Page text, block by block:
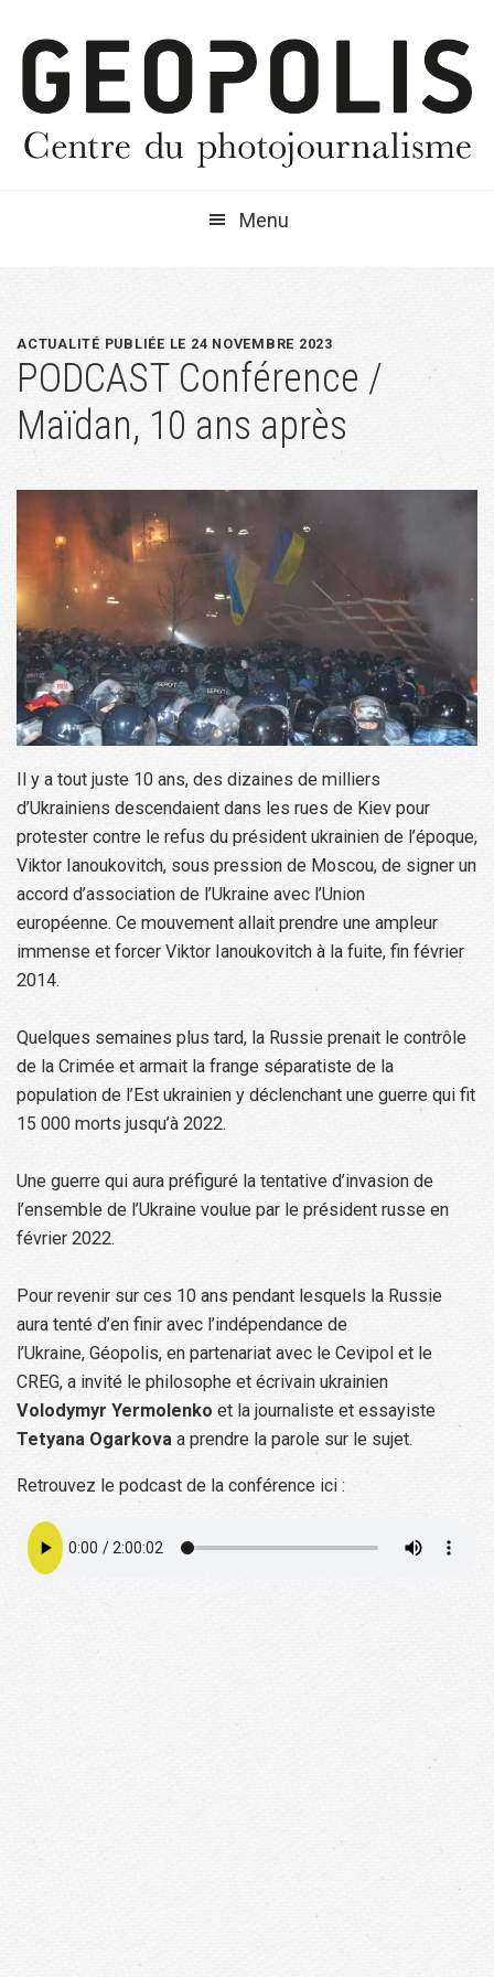
navigation
principale
contenu
principal
barre
latérale
Menu
ACTUALITÉ PUBLIÉE LE 24 NOVEMBRE 2023
PODCAST Conférence /
Maïdan, 10 ans après
Il y a tout juste 10 ans, des dizaines de milliers
d’Ukrainiens descendaient dans les rues de Kiev pour
protester contre le refus du président ukrainien de l’époque,
Viktor Ianoukovitch, sous pression de Moscou, de signer un
accord d’association de l’Ukraine avec l’Union
européenne. Ce mouvement allait prendre une ampleur
immense et forcer Viktor Ianoukovitch à la fuite, fin février
2014.
Quelques semaines plus tard, la Russie prenait le contrôle
de la Crimée et armait la frange séparatiste de la
population de l’Est ukrainien y déclenchant une guerre qui fit
15 000 morts jusqu’à 2022.
Une guerre qui aura préfiguré la tentative d’invasion de
l’ensemble de l’Ukraine voulue par le président russe en
février 2022.
Pour revenir sur ces 10 ans pendant lesquels la Russie
aura tenté d’en finir avec l’indépendance de
l’Ukraine, Géopolis, en partenariat avec le Cevipol et le
CREG, a invité le philosophe et écrivain ukrainien
Volodymyr Yermolenko et la journaliste et essayiste
Tetyana Ogarkova a prendre la parole sur le sujet.
Retrouvez le podcast de la conférence ici :